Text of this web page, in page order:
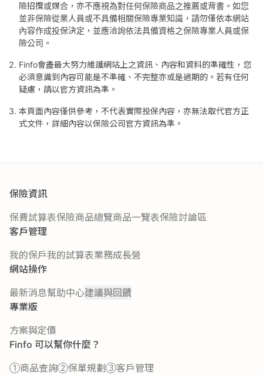
險招攬或媒合，亦不應視為對任何保險商品之推薦或背書。如您
並非保險從業人員或不具備相關保險專業知識，請勿僅依本網站
內容作成投保決定，並應洽詢依法具備資格之保險專業人員或保
險公司。
Finfo會盡最大努力維護網站上之資訊、內容和資料的準確性，您
必須意識到內容可能是不準確、不完整亦或是過期的。若有任何
疑慮，請以官方資訊為準。
本頁面內容僅供參考，不代表實際投保內容，亦無法取代官方正
式文件，詳細內容以保險公司官方資訊為準。
保險資訊
保費試算表保險商品總覽商品一覽表保險討論區
客戶管理
我的保戶我的試算表業務成長營
網站操作
最新消息幫助中心建議與回饋
專業版
方案與定價
Finfo 可以幫你什麼？
商品查詢
保單規劃 客戶管理